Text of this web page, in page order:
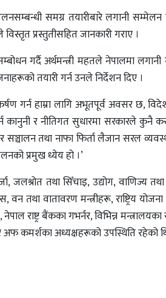
समग्र तयारीबारे लगानी
प्रस्तुतीसहित जानकारी गराए ।
गर्दै अर्थमन्त्री महतले नेपालमा लगानी
तयारी गर्न उनले निर्देशन दिए ।
गर्न हाम्रा लागि अभूतपूर्व अवसर छ,
कानुनी र नीतिगत सुधारमा सरकारले कुनै
सञ्चालन तथा नाफा फिर्ता लैजान सरल
प्रमुख ध्येय हो ।’
जलश्रोत तथा सिँचाइ, उद्योग, वाणिज्य
वन तथा वातावरण मन्त्रीहरू, राष्ट्रिय
राष्ट्र बैंकका गभर्नर, विभिन्न
कमर्शका अध्यक्षहरूको उपस्थिति रहेको